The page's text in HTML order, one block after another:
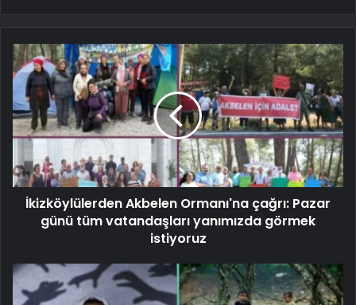
İkizköylülerden Akbelen Ormanı'na çağrı: Pazar
günü tüm vatandaşları yanımızda görmek
istiyoruz